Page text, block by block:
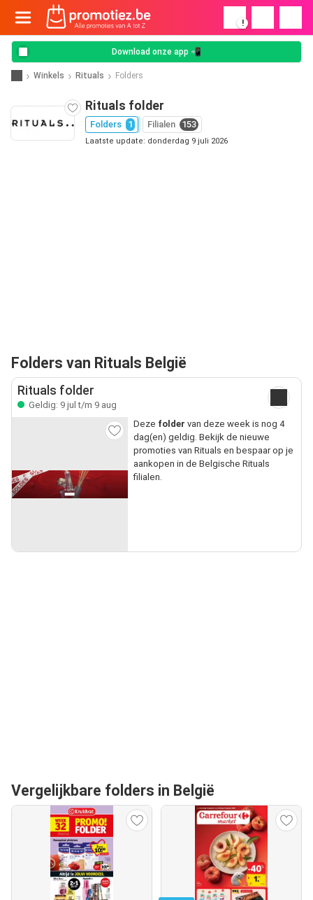
!
Download onze app 📲
Winkels Rituals Folders
Rituals folder
Folders 1 Filialen 153
Laatste update: donderdag 9 juli 2026
Folders van Rituals België
Rituals folder
Geldig: 9 jul t/m 9 aug
Deze folder van deze week is nog 4
dag(en) geldig. Bekijk de nieuwe
promoties van Rituals en bespaar op je
aankopen in de Belgische Rituals
filialen.
Vergelijkbare folders in België